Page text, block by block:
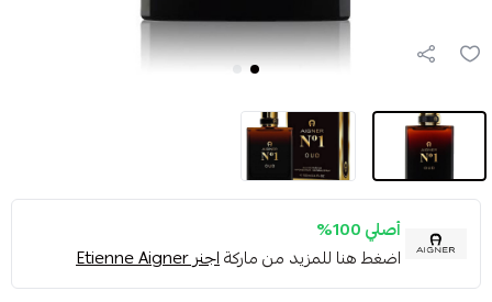
أصلي 100%
اضغط هنا للمزيد من ماركةاجنر Etienne Aigner